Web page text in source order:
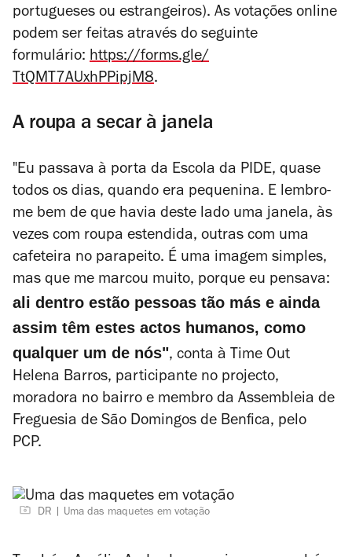
portugueses ou estrangeiros). As votações online
podem ser feitas através do seguinte
formulário: https://forms.gle/
TtQMT7AUxhPPipjM8.
A roupa a secar à janela
"Eu passava à porta da Escola da PIDE, quase
todos os dias, quando era pequenina. E lembro-
me bem de que havia deste lado uma janela, às
vezes com roupa estendida, outras com uma
cafeteira no parapeito. É uma imagem simples,
mas que me marcou muito, porque eu pensava:
ali dentro estão pessoas tão más e ainda
assim têm estes actos humanos, como
qualquer um de nós", conta à Time Out
Helena Barros, participante no projecto,
moradora no bairro e membro da Assembleia de
Freguesia de São Domingos de Benfica, pelo
PCP.
DR Uma das maquetes em votação